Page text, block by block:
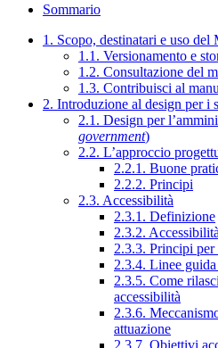
Sommario
1. Scopo, destinatari e uso
1.1. Versionamento e
1.2. Consultazione del
1.3. Contribuisci al
2. Introduzione al design per i
2.1. Design per
government)
2.2. L’approccio
2.2.1. Buone
2.2.2. Principi
2.3. Accessibilità
2.3.1. Definizione
2.3.2.
2.3.3. Principi per
2.3.4. Linee
2.3.5. Come
accessibilità
2.3.6.
attuazione
2.3.7. Obiettivi